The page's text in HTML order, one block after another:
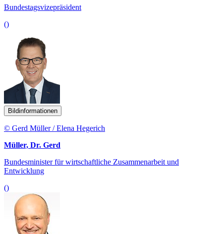
Bundestagsvizepräsident
()
Bildinformationen
© Gerd Müller / Elena Hegerich
Müller, Dr. Gerd
Bundesminister für wirtschaftliche Zusammenarbeit und
Entwicklung
()